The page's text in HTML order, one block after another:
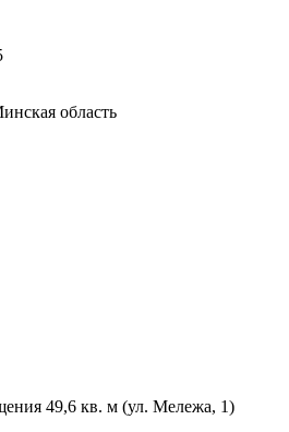
область
49,6 кв. м (ул. Мележа, 1)